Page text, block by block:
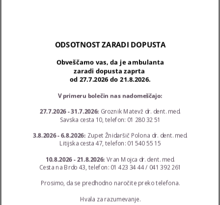
aleksandra.zoric.homan@siol.net
Ponedeljek - Torek: 12:00 - 19:30; Sreda - Četrtek: 8:00
- 15:00; Petek: 8:00 - 11:30
Najnovejši prispevki
Ukrepi COVID-19
Poškodba zob
Lep nasmeh za večjo samozavest
ODSOTNOST ZARADI DOPUSTA
Obveščamo vas, da je ambulanta
zaradi dopusta zaprta
od 27.7.2026 do 21.8.2026.
V primeru bolečin nas nadomeščajo:
27.7.2026 - 31.7.2026: Groznik Matevž dr. dent. med.
Savska cesta 10, telefon: 01 280 32 51
3.8.2026 - 6.8.2026: Zupet Žnidaršič Polona dr. dent. med.
Litijska cesta 47, telefon: 01 540 55 15
10.8.2026 - 21.8.2026: Vran Mojca dr. dent. med.
Cesta na Brdo 43, telefon: 01 423 34 44 / 041 392 261
Prosimo, da se predhodno naročite preko telefona.
Hvala za razumevanje.